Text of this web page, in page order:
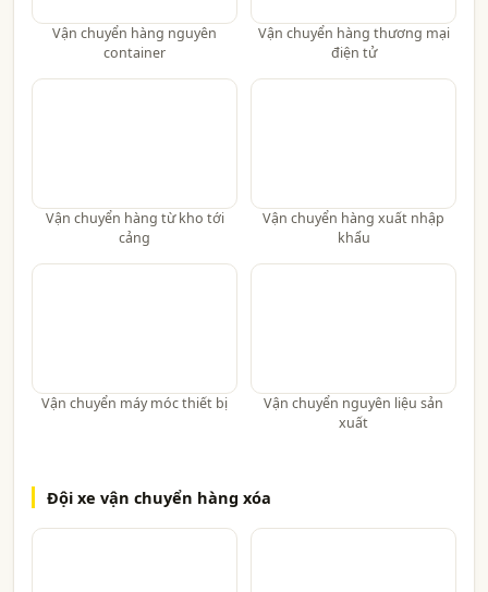
Vận chuyển hàng nguyên
container
Vận chuyển hàng thương mại
điện tử
Vận chuyển hàng từ kho tới
cảng
Vận chuyển hàng xuất nhập
khẩu
Vận chuyển máy móc thiết bị
Vận chuyển nguyên liệu sản
xuất
Đội xe vận chuyển hàng xóa